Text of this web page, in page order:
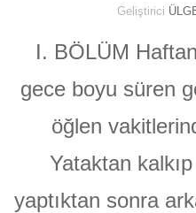
Geliştirici
I. BÖLÜM
gece boyu süren
öğlen
Yataktan
yaptıktan sonra